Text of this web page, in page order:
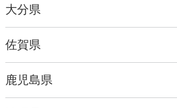
大分県
佐賀県
鹿児島県